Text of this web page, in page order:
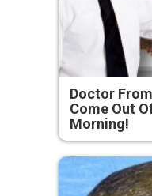
Doctor
Come Out
Morning!